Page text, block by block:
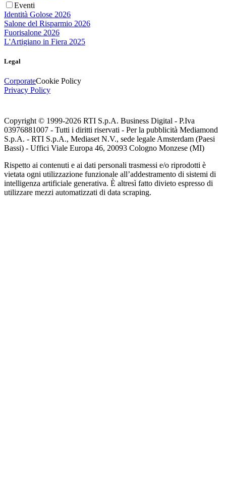
Eventi
Identità Golose 2026
Salone del Risparmio 2026
Fuorisalone 2026
L'Artigiano in Fiera 2025
Legal
CorporateCookie Policy
Privacy Policy
Copyright © 1999-2026 RTI S.p.A. Business Digital - P.Iva
03976881007 - Tutti i diritti riservati - Per la pubblicità Mediamond
S.p.A. - RTI S.p.A., Mediaset N.V., sede legale Amsterdam (Paesi
Bassi) - Uffici Viale Europa 46, 20093 Cologno Monzese (MI)
Rispetto ai contenuti e ai dati personali trasmessi e/o riprodotti è
vietata ogni utilizzazione funzionale all’addestramento di sistemi di
intelligenza artificiale generativa. È altresì fatto divieto espresso di
utilizzare mezzi automatizzati di data scraping.